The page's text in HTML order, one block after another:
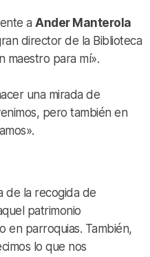
a Ander Manterola
director de la Biblioteca
maestro para mí».
una mirada de
pero también en
de la recogida de
patrimonio
en parroquias. También,
lo que nos